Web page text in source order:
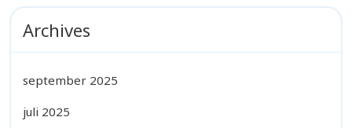
Archives
september 2025
juli 2025